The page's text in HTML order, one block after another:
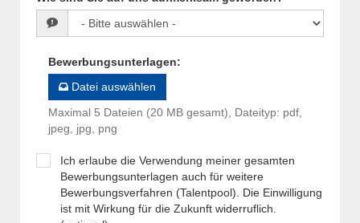
Bewerbungsunterlagen:
Datei auswählen
Maximal 5 Dateien (20 MB gesamt), Dateityp: pdf,
jpeg, jpg, png
Ich erlaube die Verwendung meiner gesamten
Bewerbungsunterlagen auch für weitere
Bewerbungsverfahren (Talentpool). Die Einwilligung
ist mit Wirkung für die Zukunft widerruflich.